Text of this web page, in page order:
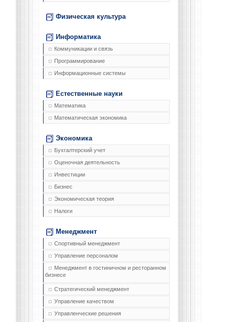
Физическая культура
Информатика
Коммуникации и связь
Программирование
Информационные системы
Естественные науки
Математика
Математическая экономика
Экономика
Бухгалтерский учет
Оценочная деятельность
Инвестиции
Бизнес
Экономическая теория
Налоги
Менеджмент
Спортивный менеджмент
Управление персоналом
Менеджмент в гостиничном и ресторанном
бизнесе
Стратегический менеджмент
Управление качеством
Управленческие решения